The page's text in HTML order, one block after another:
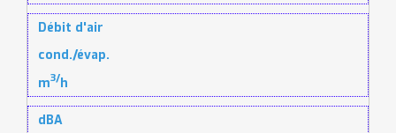
Débit d'air
cond./évap.
m3/h
dBA